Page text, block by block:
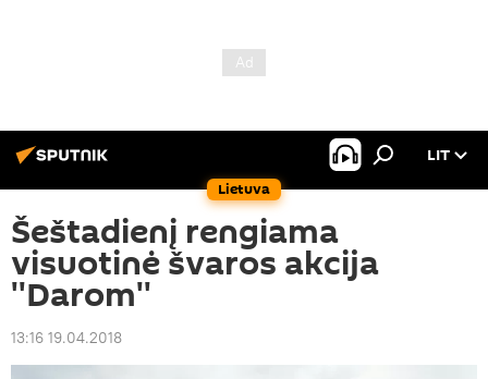
Lietuva
LIT
Šeštadienį rengiama
visuotinė švaros akcija
''Darom''
13:16 19.04.2018